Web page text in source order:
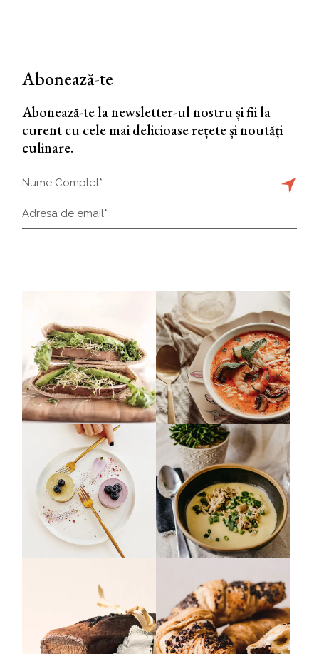
Abonează-te
Abonează-te la newsletter-ul nostru și fii la
curent cu cele mai delicioase rețete și noutăți
culinare.